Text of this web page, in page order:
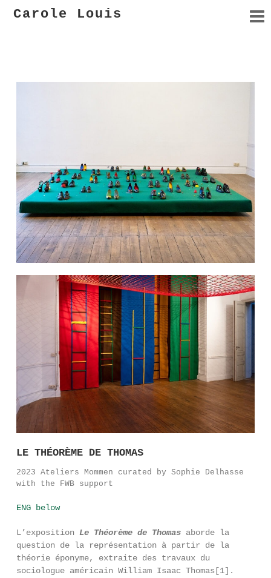
Carole Louis
LE THÉORÈME DE THOMAS
2023 Ateliers Mommen curated by Sophie Delhasse
with the FWB support
ENG below
L’exposition Le Théorème de Thomas aborde la
question de la représentation à partir de la
théorie éponyme, extraite des travaux du
sociologue américain William Isaac Thomas[1].